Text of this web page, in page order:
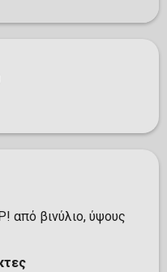
από βινύλιο, ύψους